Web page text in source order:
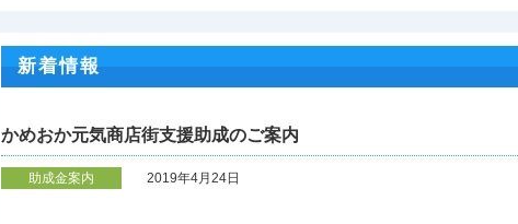
新着情報
かめおか元気商店街支援助成のご案内
助成金案内 2019年4月24日